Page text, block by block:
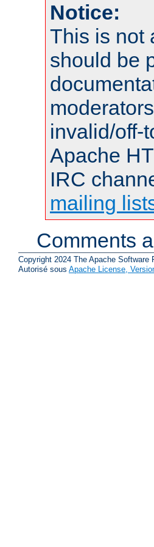
Notice:
This is not
should be
invalid/off-
Apache
IRC
mailing
Comments
Copyright 2024 The Apache Software
Autorisé sous Apache License,